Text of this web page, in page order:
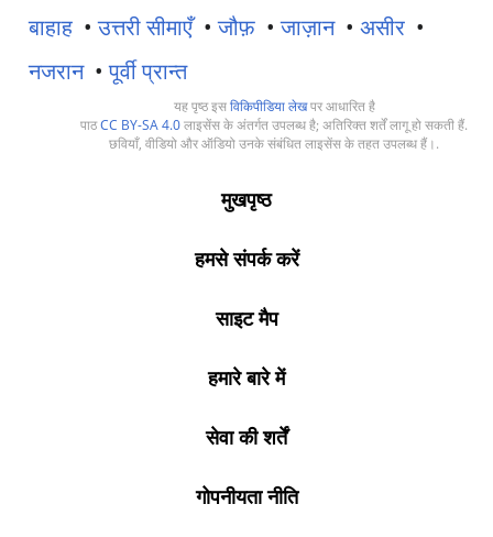
बाहाह •उत्तरी सीमाएँ•जौफ़ •जाज़ान• असीर •
नजरान•पूर्वी प्रान्त
यह पृष्ठ इसविकिपीडिया लेखपर आधारित है
पाठCC BY-SA 4.0लाइसेंस के अंतर्गत उपलब्ध है; अतिरिक्त शर्तें लागू हो सकती हैं.
छवियाँ, वीडियो और ऑडियो उनके संबंधित लाइसेंस के तहत उपलब्ध हैं।.
मुखपृष्ठ
हमसे संपर्क करें
साइट मैप
हमारे बारे में
सेवा की शर्तें
गोपनीयता नीति